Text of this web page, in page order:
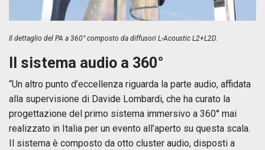
Il dettaglio del PA a 360° composto da diffusori L-Acoustic L2+L2D.
Il sistema audio a 360°
“Un altro punto d’eccellenza riguarda la parte audio, affidata
alla supervisione di Davide Lombardi, che ha curato la
progettazione del primo sistema immersivo a 360° mai
realizzato in Italia per un evento all’aperto su questa scala.
Il sistema è composto da otto cluster audio, disposti a